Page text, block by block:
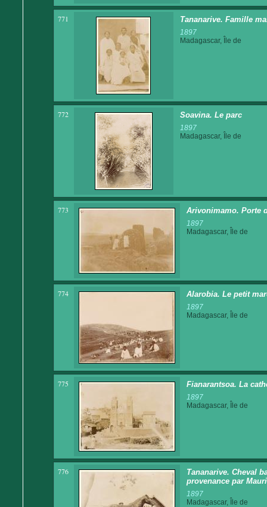
771 Tananarive. Famille
1897
Madagascar, Île de
772 Soavina. Le parc
1897
Madagascar, Île de
773 Arivonimamo. Porte
1897
Madagascar, Île de
774 Alarobia. Le petit
1897
Madagascar, Île de
775 Fianarantsoa. La
1897
Madagascar, Île de
776
Tananarive. Cheval
provenance par
1897
Madagascar, Île de